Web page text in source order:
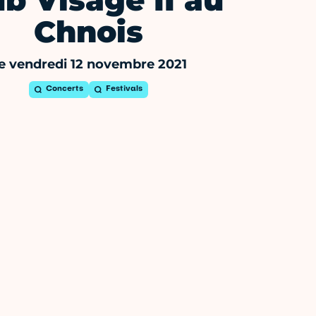
Chnois
vendredi 12 novembre 2021
Concerts Festivals